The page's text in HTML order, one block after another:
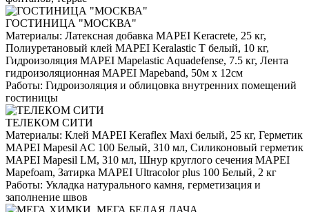
ГОСТИНИЦА "МОСКВА"
Материалы: Латексная добавка MAPEI Keracrete, 25 кг,
Полиуретановый клей MAPEI Keralastic T белый, 10 кг,
Гидроизоляция MAPEI Mapelastic Aquadefense, 7.5 кг, Лента
гидроизоляционная MAPEI Mapeband, 50м x 12см
Работы: Гидроизоляция и облицовка внутренних помещений
гостиницы
ТЕЛЕКОМ СИТИ
Материалы: Клей MAPEI Keraflex Maxi белый, 25 кг, Герметик
MAPEI Mapesil AC 100 Белый, 310 мл, Силиконовый герметик
MAPEI Mapesil LM, 310 мл, Шнур круглого сечения MAPEI
Mapefoam, Затирка MAPEI Ultracolor plus 100 Белый, 2 кг
Работы: Укладка натурального камня, герметизация и
заполнение швов